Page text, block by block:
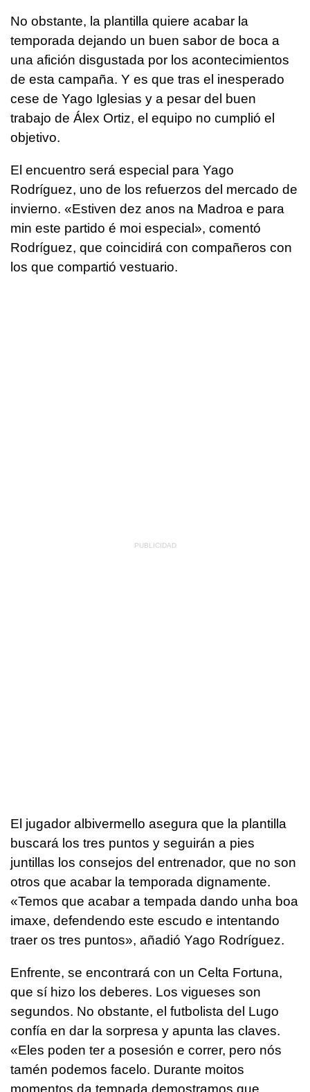
No obstante, la plantilla quiere acabar la
temporada dejando un buen sabor de boca a
una afición disgustada por los acontecimientos
de esta campaña. Y es que tras el inesperado
cese de Yago Iglesias y a pesar del buen
trabajo de Álex Ortiz, el equipo no cumplió el
objetivo.
El encuentro será especial para Yago
Rodríguez, uno de los refuerzos del mercado de
invierno. «Estiven dez anos na Madroa e para
min este partido é moi especial», comentó
Rodríguez, que coincidirá con compañeros con
los que compartió vestuario.
El jugador albivermello asegura que la plantilla
buscará los tres puntos y seguirán a pies
juntillas los consejos del entrenador, que no son
otros que acabar la temporada dignamente.
«Temos que acabar a tempada dando unha boa
imaxe, defendendo este escudo e intentando
traer os tres puntos», añadió Yago Rodríguez.
Enfrente, se encontrará con un Celta Fortuna,
que sí hizo los deberes. Los vigueses son
segundos. No obstante, el futbolista del Lugo
confía en dar la sorpresa y apunta las claves.
«Eles poden ter a posesión e correr, pero nós
tamén podemos facelo. Durante moitos
momentos da tempada demostramos que